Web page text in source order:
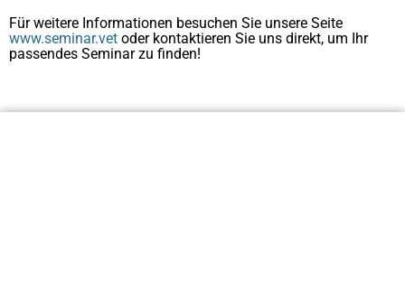
Für weitere Informationen besuchen Sie unsere Seite
www.seminar.vet oder kontaktieren Sie uns direkt, um Ihr
passendes Seminar zu finden!